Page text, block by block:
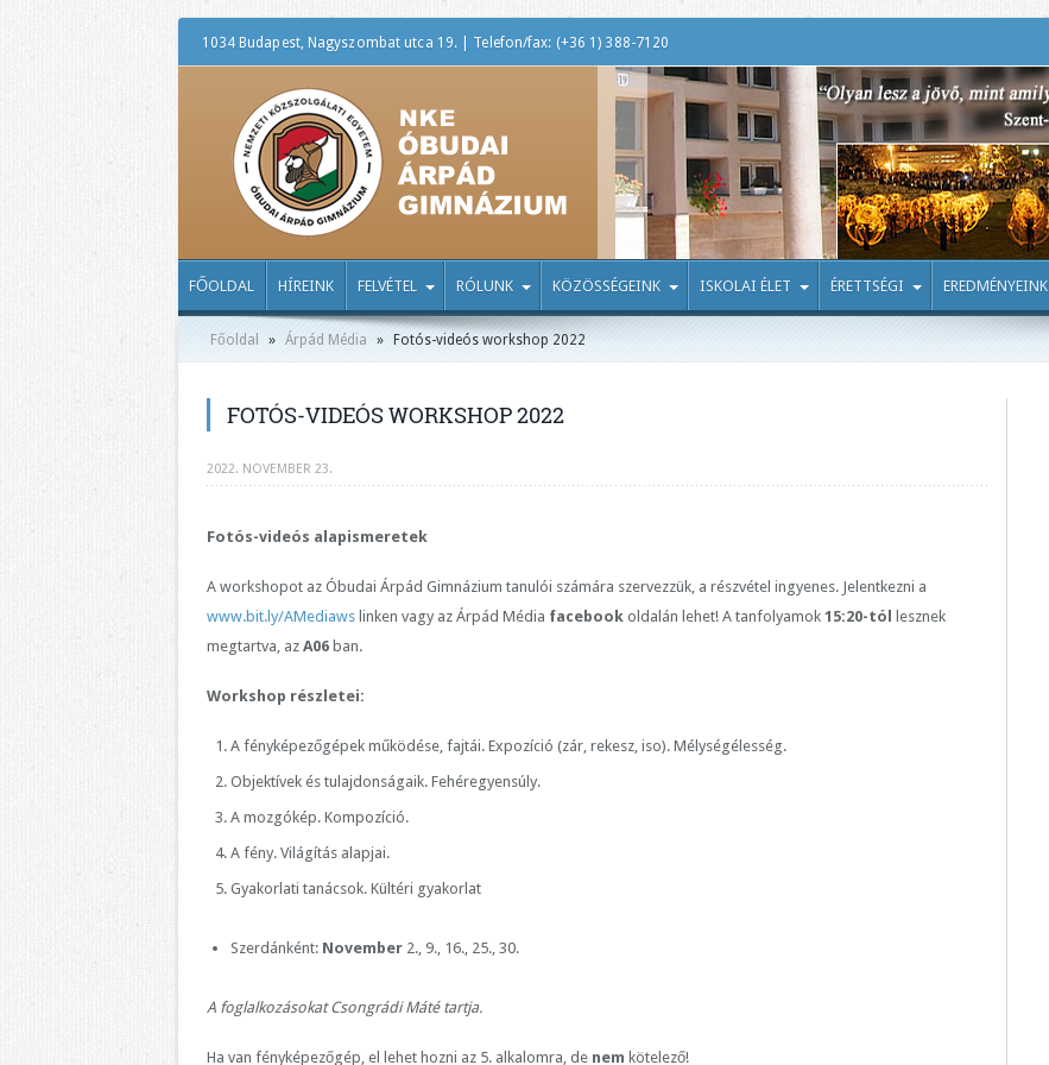
1034 Budapest, Nagyszombat utca 19. | Telefon/fax: (+36 1) 388-7120
FŐOLDAL HÍREINK FELVÉTEL RÓLUNK KÖZÖSSÉGEINK ISKOLAI ÉLET ÉRETTSÉGI EREDMÉNYEINK
Főoldal » Árpád Média » Fotós-videós workshop 2022
FOTÓS-VIDEÓS WORKSHOP 2022
2022. NOVEMBER 23.
Fotós-videós alapismeretek
A workshopot az Óbudai Árpád Gimnázium tanulói számára szervezzük, a részvétel ingyenes. Jelentkezni a
www.bit.ly/AMediawslinken vagy az Árpád Média facebookoldalán lehet! A tanfolyamok 15:20-tól
lesznek
megtartva, az A06ban.
Workshop részletei:
A fényképezőgépek működése, fajtái. Expozíció (zár, rekesz, iso). Mélységélesség.
Objektívek és tulajdonságaik. Fehéregyensúly.
A mozgókép. Kompozíció.
A fény. Világítás alapjai.
Gyakorlati tanácsok. Kültéri gyakorlat
Szerdánként: November 2., 9., 16., 25., 30.
A foglalkozásokat Csongrádi Máté tartja.
Ha van fényképezőgép, el lehet hozni az 5. alkalomra, de nem kötelező!